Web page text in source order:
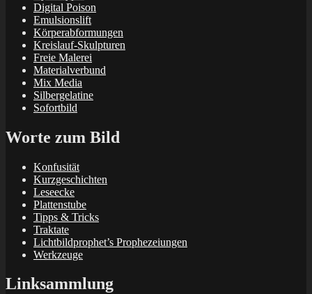
Digital Poison
Emulsionslift
Körperabformungen
Kreislauf-Skulpturen
Freie Malerei
Materialverbund
Mix Media
Silbergelatine
Sofortbild
Worte zum Bild
Konfusität
Kurzgeschichten
Leseecke
Plattenstube
Tipps & Tricks
Traktate
Lichtbildprophet’s Prophezeiungen
Werkzeuge
Linksammlung